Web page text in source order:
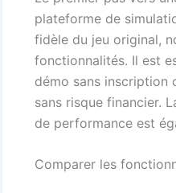
plateforme de
fidèle du jeu original,
fonctionnalités. Il est
démo sans inscription
sans risque financier.
de performance est
Comparer les